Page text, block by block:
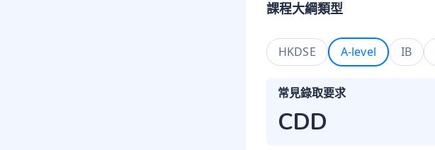
課程大綱類型
HKDSE A-level IB
常見錄取要求
CDD